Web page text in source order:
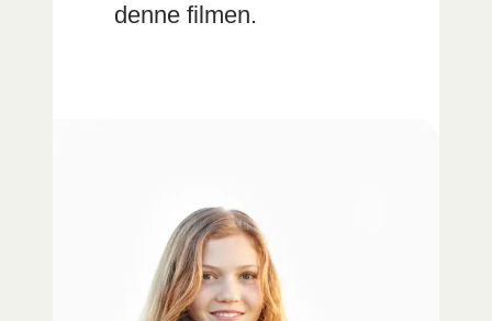
denne filmen.